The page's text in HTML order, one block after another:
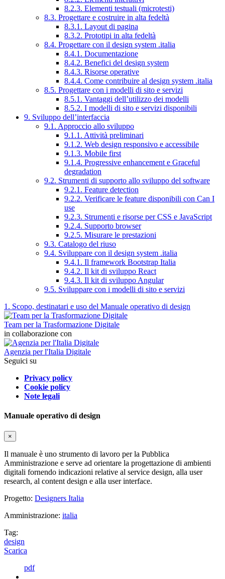
8.2.3. Elementi testuali (microtesti)
8.3. Progettare e costruire in alta fedeltà
8.3.1. Layout di pagina
8.3.2. Prototipi in alta fedeltà
8.4. Progettare con il design system .italia
8.4.1. Documentazione
8.4.2. Benefici del design system
8.4.3. Risorse operative
8.4.4. Come contribuire al design system .italia
8.5. Progettare con i modelli di sito e servizi
8.5.1. Vantaggi dell’utilizzo dei modelli
8.5.2. I modelli di sito e servizi disponibili
9. Sviluppo dell’interfaccia
9.1. Approccio allo sviluppo
9.1.1. Attività preliminari
9.1.2. Web design responsivo e accessibile
9.1.3. Mobile first
9.1.4. Progressive enhancement e Graceful
degradation
9.2. Strumenti di supporto allo sviluppo del software
9.2.1. Feature detection
9.2.2. Verificare le feature disponibili con Can I
use
9.2.3. Strumenti e risorse per CSS e JavaScript
9.2.4. Supporto browser
9.2.5. Misurare le prestazioni
9.3. Catalogo del riuso
9.4. Sviluppare con il design system .italia
9.4.1. Il framework Bootstrap Italia
9.4.2. Il kit di sviluppo React
9.4.3. Il kit di sviluppo Angular
9.5. Sviluppare con i modelli di sito e servizi
1. Scopo, destinatari e uso del Manuale operativo di design
Team per la Trasformazione Digitale
in collaborazione con
Agenzia per l'Italia Digitale
Seguici su
Privacy policy
Cookie policy
Note legali
Manuale operativo di design
×
Il manuale è uno strumento di lavoro per la Pubblica
Amministrazione e serve ad orientare la progettazione di ambienti
digitali fornendo indicazioni relative al service design, alla user
research, al content design e alla user interface.
Progetto: Designers Italia
Amministrazione: italia
Tag:
design
Scarica
pdf